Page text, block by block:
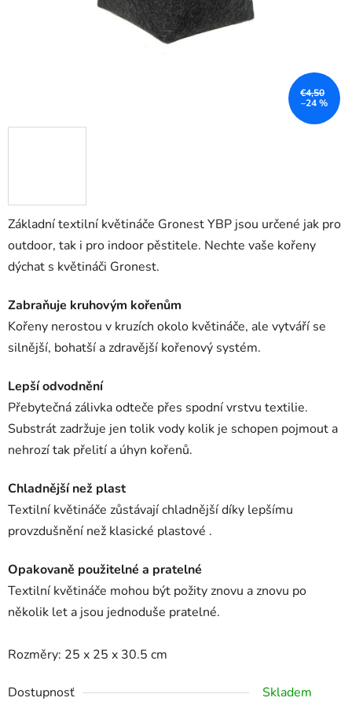
Základní textilní květináče Gronest YBP jsou určené jak pro
outdoor, tak i pro indoor pěstitele. Nechte vaše kořeny
dýchat s květináči Gronest.
Zabraňuje kruhovým kořenům
Kořeny nerostou v kruzích okolo květináče, ale vytváří se
silnější, bohatší a zdravější kořenový systém.
Lepší odvodnění
Přebytečná zálivka odteče přes spodní vrstvu textilie.
Substrát zadržuje jen tolik vody kolik je schopen pojmout a
nehrozí tak přelití a úhyn kořenů.
Chladnější než plast
Textilní květináče zůstávají chladnější díky lepšímu
provzdušnění než klasické plastové .
Opakovaně použitelné a pratelné
Textilní květináče mohou být požity znovu a znovu po
několik let a jsou jednoduše pratelné.
Rozměry: 25 x 25 x 30.5 cm
Dostupnosť Skladem
€4,50
–24 %